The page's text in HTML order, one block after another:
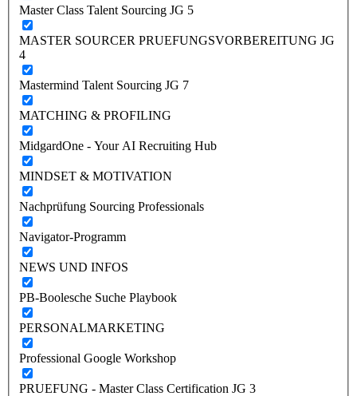
Master Class Talent Sourcing JG 5
MASTER SOURCER PRUEFUNGSVORBEREITUNG JG
4
Mastermind Talent Sourcing JG 7
MATCHING & PROFILING
MidgardOne - Your AI Recruiting Hub
MINDSET & MOTIVATION
Nachprüfung Sourcing Professionals
Navigator-Programm
NEWS UND INFOS
PB-Boolesche Suche Playbook
PERSONALMARKETING
Professional Google Workshop
PRUEFUNG - Master Class Certification JG 3